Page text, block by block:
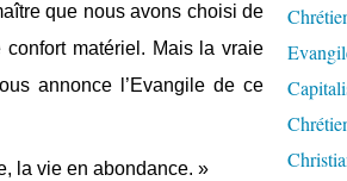
que nous avons choisi de
matériel. Mais la vraie
annonce l’Evangile de ce
la vie en abondance. »